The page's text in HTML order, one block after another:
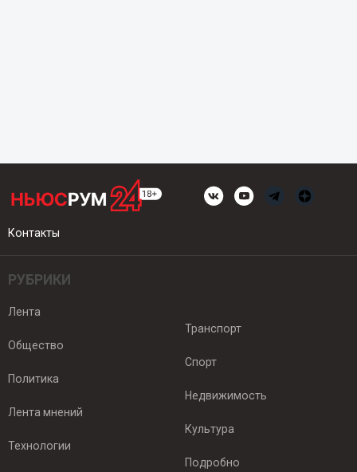
Контакты
РУБРИКИ
Лента
Общество
Политика
Лента мнений
Технологии
Транспорт
Спорт
Недвижимость
Культура
Подробно